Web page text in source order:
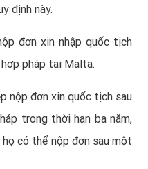
định này.
đơn xin nhập quốc tịch
pháp tại Malta.
nộp đơn xin quốc tịch sau
trong thời hạn ba năm,
có thể nộp đơn sau một